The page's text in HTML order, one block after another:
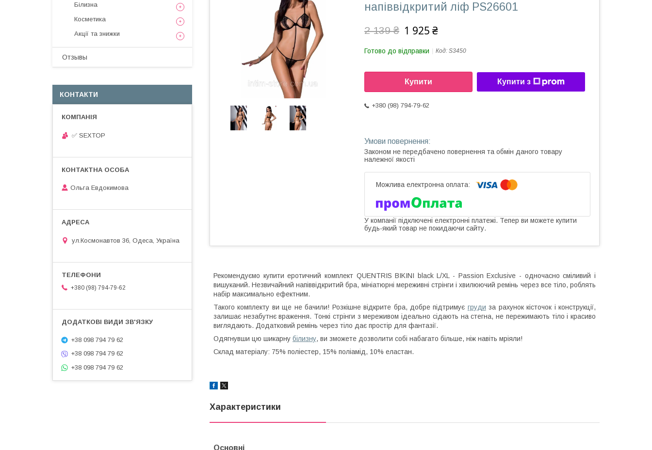
напіввідкритий ліф PS26601
2 139 ₴ 1 925 ₴
Готово до відправки Код: S3450
Купити Купити з
+380 (98) 794-79-62
Законом не передбачено повернення та обмін даного товару
належної якості
У компанії підключені електронні платежі. Тепер ви можете купити
будь-який товар не покидаючи сайту.
Рекомендуємо купити еротичний комплект QUENTRIS BIKINI black L/XL - Passion Exclusive - одночасно сміливий і
вишуканий. Незвичайний напіввідкритий бра, мініатюрні мереживні стрінги і хвилюючий ремінь через все тіло, роблять
набір максимально ефектним.
Такого комплекту ви ще не бачили! Розкішне відкрите бра, добре підтримує груди за рахунок кісточок і конструкції,
залишає незабутнє враження. Тонкі стрінги з мереживом ідеально сідають на стегна, не пережимають тіло і красиво
виглядають. Додатковий ремінь через тіло дає простір для фантазії.
Одягнувши цю шикарну білизну, ви зможете дозволити собі набагато більше, ніж навіть мріяли!
Склад матеріалу: 75% поліестер, 15% поліамід, 10% еластан.
Характеристики
Основні
Білизна
Косметика
Акції та знижки
Отзывы
КОНТАКТИ
✅ SEXTOP
Ольга Евдокимова
ул.Космонавтов 36, Одеса, Україна
+380 (98) 794-79-62
+38 098 794 79 62
+38 098 794 79 62
+38 098 794 79 62